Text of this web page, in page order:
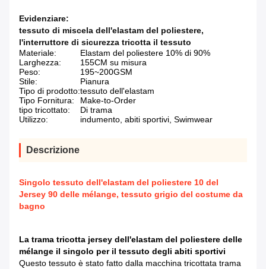
Evidenziare:
tessuto di miscela dell'elastam del poliestere,
l'interruttore di sicurezza tricotta il tessuto
Materiale:
Elastam del poliestere 10% di 90%
Larghezza:
155CM su misura
Peso:
195~200GSM
Stile:
Pianura
Tipo di prodotto:tessuto dell'elastam
Tipo Fornitura:
Make-to-Order
tipo tricottato:
Di trama
Utilizzo:
indumento, abiti sportivi, Swimwear
Descrizione
Singolo tessuto dell'elastam del poliestere 10 del
Jersey 90 delle mélange, tessuto grigio del costume da
bagno
La trama tricotta jersey dell'elastam del poliestere delle
mélange il singolo per il tessuto degli abiti sportivi
Questo tessuto è stato fatto dalla macchina tricottata trama